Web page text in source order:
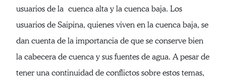
usuarios de la cuenca alta y la cuenca baja. Los
usuarios de Saipina, quienes viven en la cuenca baja, se
dan cuenta de la importancia de que se conserve bien
la cabecera de cuenca y sus fuentes de agua. A pesar de
tener una continuidad de conflictos sobre estos temas,